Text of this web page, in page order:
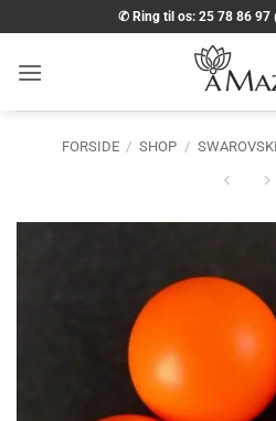
til
indhold
✆ Ring til os: 25 78 86 97
FORSIDE / SHOP / SWAROVSKI